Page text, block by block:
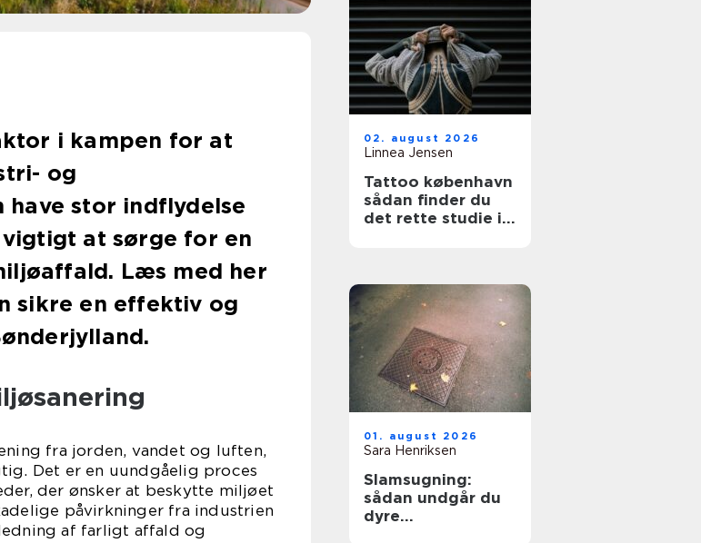
i kampen for at
og
stor indflydelse
at sørge for en
Læs med her
sikre en effektiv og
fra jorden, vandet og luften,
Det er en uundgåelig proces
der ønsker at beskytte miljøet
påvirkninger fra industrien
af farligt affald og
02. august 2026
Linnea Jensen
Tattoo københavn
sådan finder du
det rette studie i
01. august 2026
Sara Henriksen
Slamsugning:
sådan undgår du
dyre